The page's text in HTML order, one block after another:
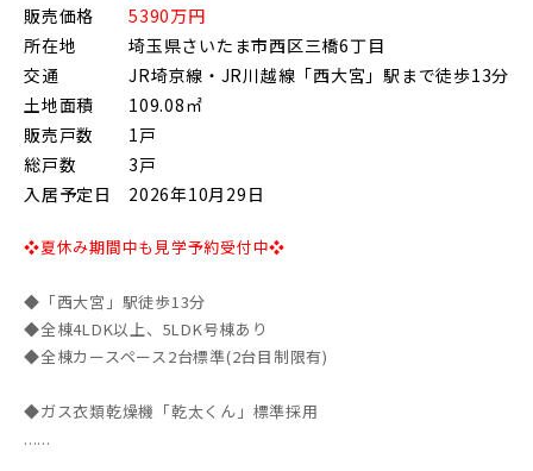
東武スカイツリーライン
東武日光線
東武アーバンパークライン
販売価格
5390万円
所在地
埼玉県さいたま市西区三橋6丁目
交通
JR埼京線・JR川越線「西大宮」駅まで徒歩13分
土地面積
109.08㎡
販売戸数
1戸
総戸数
3戸
入居予定日
2026年10月29日
❖夏休み期間中も見学予約受付中❖
◆「西大宮」駅徒歩13分
◆全棟4LDK以上、5LDK号棟あり
◆全棟カースペース2台標準(2台目制限有)
◆ガス衣類乾燥機「乾太くん」標準採用
......